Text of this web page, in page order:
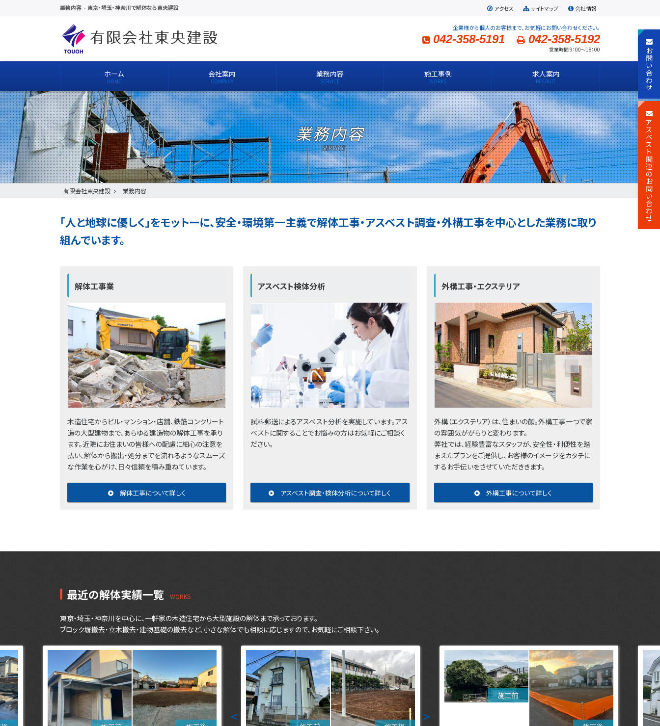
業務内容 - 東京・埼玉・神奈川で解体なら東央建設 アクセス サイトマップ 会社情報
企業様から個人のお客様まで、お気軽にお問い合わせください。
042-358-5191 042-358-5192
営業時間 9：00～18：00
ホーム 会社案内 業務内容 施工事例 求人案内
業務内容
有限会社東央建設 業務内容
「人と地球に優しく」をモットーに、安全・環境第一主義で解体工事・アスベスト調査・外構工事を中心とした業務に取り
組んでいます。
解体工事業
木造住宅からビル・マンション・店舗、鉄筋コンクリート
造の大型建物まで、あらゆる建造物の解体工事を承り
ます。近隣にお住まいの皆様への配慮に細心の注意を
払い、解体から搬出・処分までを流れるようなスムーズ
な作業を心がけ、日々信頼を積み重ねています。
解体工事について詳しく
アスベスト検体分析
試料郵送によるアスベスト分析を実施しています。アス
ベストに関することでお悩みの方はお気軽にご相談く
ださい。
アスベスト調査・検体分析について詳しく
外構工事・エクステリア
外構（エクステリア）は、住まいの顔。外構工事一つで家
の雰囲気ががらりと変わります。
弊社では、経験豊富なスタッフが、安全性・利便性を踏
まえたプランをご提供し、お客様のイメージをカタチに
するお手伝いをさせていただききます。
外構工事について詳しく
最近の解体実績一覧
東京・埼玉・神奈川を中心に、一軒家の木造住宅から大型施設の解体まで承っております。
ブロック塀撤去・立木撤去・建物基礎の撤去など、小さな解体でも相談に応じますので、お気軽にご相談下さい。
＜ ＞
お
問
い
合
わ
せ
ア
ス
ベ
ス
ト
関
連
の
お
問
い
合
わ
せ